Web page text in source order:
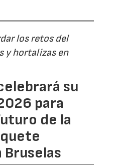
los retos del
y hortalizas en
su
para
de la
Bruselas